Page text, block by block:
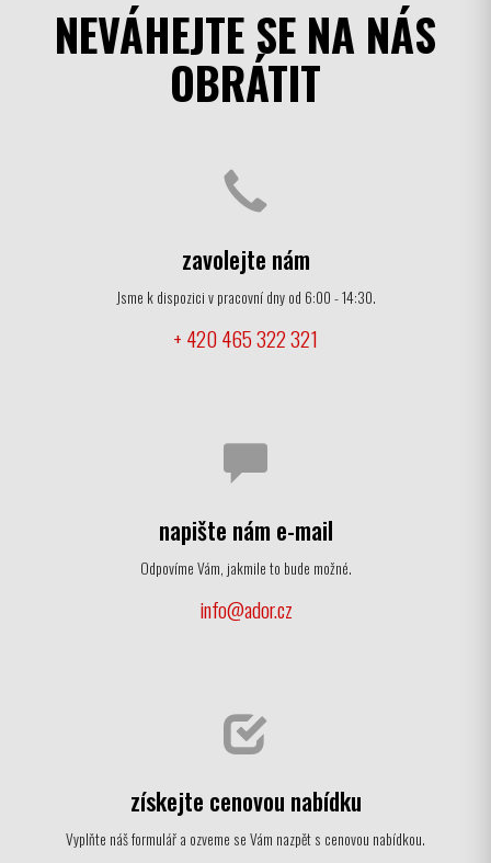
NEVÁHEJTE SE NA NÁS
OBRÁTIT
zavolejte nám
Jsme k dispozici v pracovní dny od 6:00 - 14:30.
+ 420 465 322 321
napište nám e-mail
Odpovíme Vám, jakmile to bude možné.
info@ador.cz
získejte cenovou nabídku
Vyplňte náš formulář a ozveme se Vám nazpět s cenovou nabídkou.